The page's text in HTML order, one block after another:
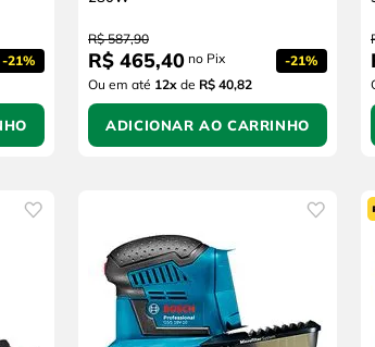
-21%
R$ 587,90
R$ 465,40 no Pix -21%
Ou em até 12x de R$ 40,82
ADICIONAR AO CARRINHO